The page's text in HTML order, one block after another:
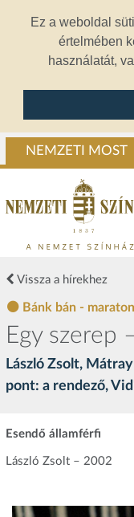
Ez a weboldal
értelmében
használatát,
NEMZETI MOST
Vissza a hírekhez
Bánk bán - maraton
Egy szerep
László Zsolt,
pont: a rendező,
Esendő államférfi
László Zsolt – 2002